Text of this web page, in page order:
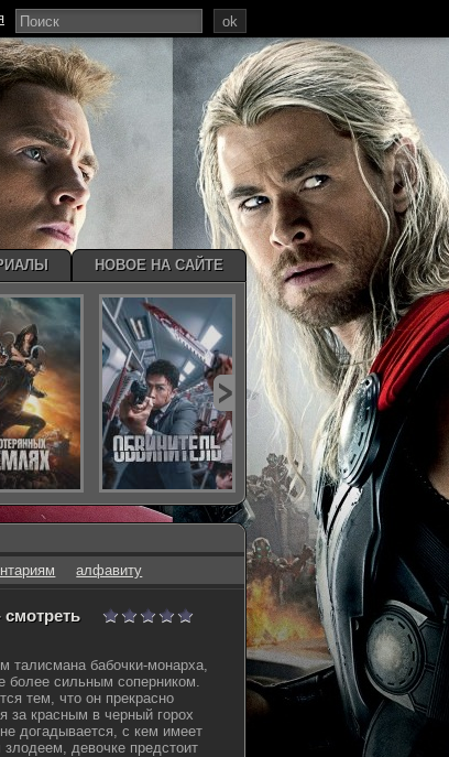
алфавиту
талисмана бабочки-монарха,
более сильным соперником.
тем, что он прекрасно
за красным в черный горох
догадывается, с кем имеет
девочке предстоит
ok
НОВОЕ НА САЙТЕ